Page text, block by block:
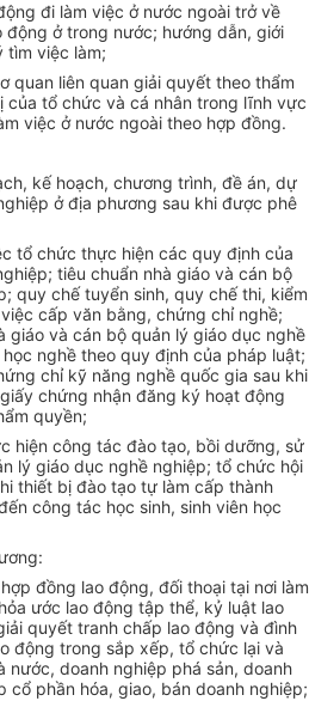
đi làm việc ở nước ngoài trở về
động ở trong nước; hướng dẫn, giới
tìm việc làm;
quan liên quan giải quyết theo thẩm
của tổ chức và cá nhân trong lĩnh vực
việc ở nước ngoài theo hợp đồng.
kế hoạch, chương trình, đề án, dự
ở địa phương sau khi được phê
tổ chức thực hiện các quy định của
tiêu chuẩn nhà giáo và cán bộ
quy chế tuyển sinh, quy chế thi, kiểm
cấp văn bằng, chứng chỉ nghề;
giáo và cán bộ quản lý giáo dục nghề
nghề theo quy định của pháp luật;
chỉ kỹ năng nghề quốc gia sau khi
chứng nhận đăng ký hoạt động
quyền;
hiện công tác đào tạo, bồi dưỡng, sử
lý giáo dục nghề nghiệp; tổ chức hội
thiết bị đào tạo tự làm cấp thành
công tác học sinh, sinh viên học
đồng lao động, đối thoại tại nơi làm
ước lao động tập thể, kỷ luật lao
quyết tranh chấp lao động và đình
động trong sắp xếp, tổ chức lại và
nước, doanh nghiệp phá sản, doanh
cổ phần hóa, giao, bán doanh nghiệp;